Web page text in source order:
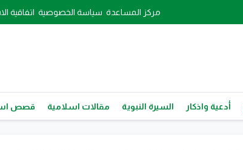
مركز المساعدة سياسة الخصوصية اتفاقية
أدعية واذكار السيرة النبوية مقالات اسلامية قصص